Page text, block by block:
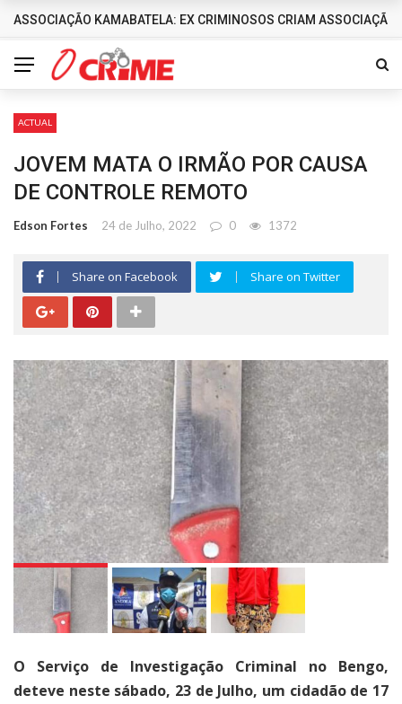
DESTAQUES
ASSOCIAÇÃO KAMABATELA: EX CRIMINOSOS CRIAM
ACTUAL
JOVEM MATA O IRMÃO POR CAUSA
DE CONTROLE REMOTO
Edson Fortes 24 de Julho, 2022 0 1372
Share on Facebook Share on Twitter
O Serviço de Investigação Criminal no Bengo,
deteve neste sábado, 23 de Julho, um cidadão de 17